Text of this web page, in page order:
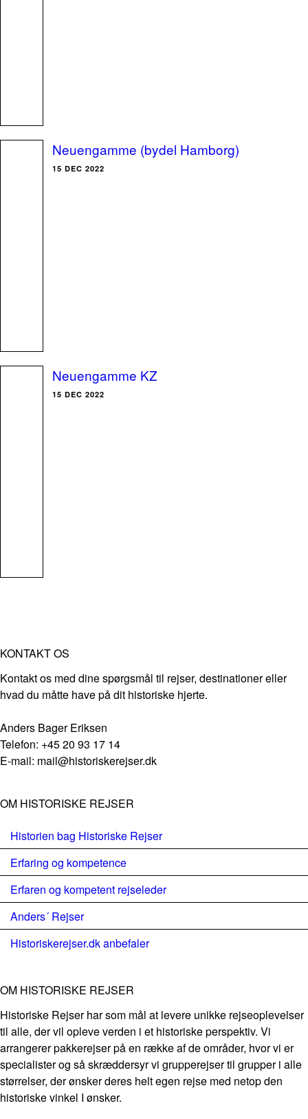
Neuengamme (bydel Hamborg)
15 DEC 2022
Neuengamme KZ
15 DEC 2022
KONTAKT OS
Kontakt os med dine spørgsmål til rejser, destinationer eller
hvad du måtte have på dit historiske hjerte.
Anders Bager Eriksen
Telefon: +45 20 93 17 14
E-mail: mail@historiskerejser.dk
OM HISTORISKE REJSER
Historien bag Historiske Rejser
Erfaring og kompetence
Erfaren og kompetent rejseleder
Anders´ Rejser
Historiskerejser.dk anbefaler
OM HISTORISKE REJSER
Historiske Rejser har som mål at levere unikke rejseoplevelser
til alle, der vil opleve verden i et historiske perspektiv. Vi
arrangerer pakkerejser på en række af de områder, hvor vi er
specialister og så skræddersyr vi grupperejser til grupper i alle
størrelser, der ønsker deres helt egen rejse med netop den
historiske vinkel I ønsker.